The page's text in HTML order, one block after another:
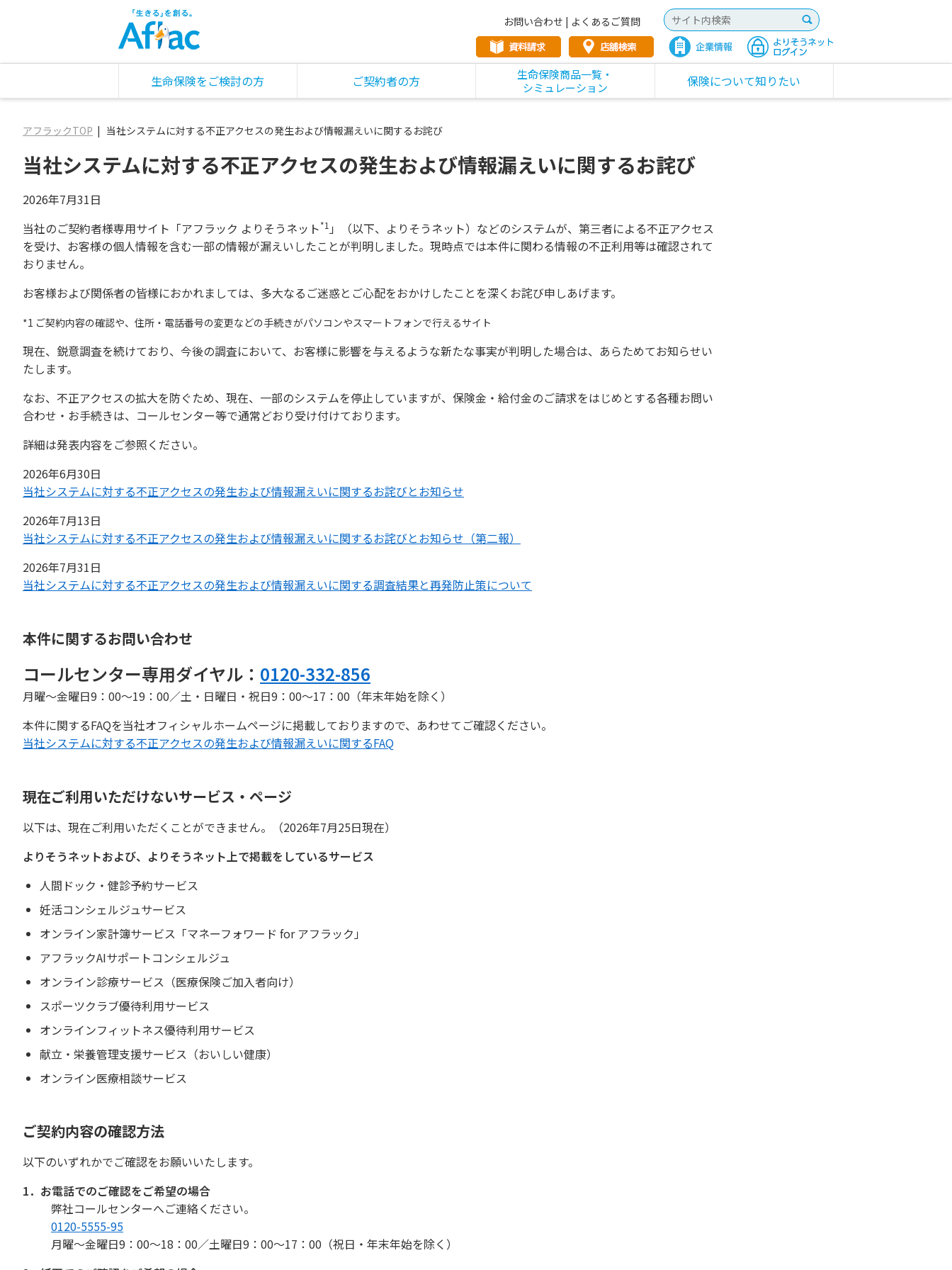
お問い合わせ | よくあるご質問
生命保険をご検討の方 ご契約者の方
生命保険商品一覧・
シミュレーション
保険について知りたい
アフラックTOP 当社システムに対する不正アクセスの発生および情報漏えいに関するお詫び
当社システムに対する不正アクセスの発生および情報漏えいに関するお詫び
2026年7月31日
当社のご契約者様専用サイト「アフラック よりそうネット*1 」（以下、よりそうネット）などのシステムが、第三者による不正アクセス
を受け、お客様の個人情報を含む一部の情報が漏えいしたことが判明しました。現時点では本件に関わる情報の不正利用等は確認されて
おりません。
お客様および関係者の皆様におかれましては、多大なるご迷惑とご心配をおかけしたことを深くお詫び申しあげます。
*1 ご契約内容の確認や、住所・電話番号の変更などの手続きがパソコンやスマートフォンで行えるサイト
現在、鋭意調査を続けており、今後の調査において、お客様に影響を与えるような新たな事実が判明した場合は、あらためてお知らせい
たします。
なお、不正アクセスの拡大を防ぐため、現在、一部のシステムを停止していますが、保険金・給付金のご請求をはじめとする各種お問い
合わせ・お手続きは、コールセンター等で通常どおり受け付けております。
詳細は発表内容をご参照ください。
2026年6月30日
当社システムに対する不正アクセスの発生および情報漏えいに関するお詫びとお知らせ
2026年7月13日
当社システムに対する不正アクセスの発生および情報漏えいに関するお詫びとお知らせ（第二報）
2026年7月31日
当社システムに対する不正アクセスの発生および情報漏えいに関する調査結果と再発防止策について
本件に関するお問い合わせ
コールセンター専用ダイヤル： 0120-332-856
月曜～金曜日9：00～19：00／土・日曜日・祝日9：00～17：00（年末年始を除く）
本件に関するFAQを当社オフィシャルホームページに掲載しておりますので、あわせてご確認ください。
当社システムに対する不正アクセスの発生および情報漏えいに関するFAQ
現在ご利用いただけないサービス・ページ
以下は、現在ご利用いただくことができません。（2026年7月25日現在）
よりそうネットおよび、よりそうネット上で掲載をしているサービス
人間ドック・健診予約サービス
妊活コンシェルジュサービス
オンライン家計簿サービス「マネーフォワード for アフラック」
アフラックAIサポートコンシェルジュ
オンライン診療サービス（医療保険ご加入者向け）
スポーツクラブ優待利用サービス
オンラインフィットネス優待利用サービス
献立・栄養管理支援サービス（おいしい健康）
オンライン医療相談サービス
ご契約内容の確認方法
以下のいずれかでご確認をお願いいたします。
1．お電話でのご確認をご希望の場合
弊社コールセンターへご連絡ください。
0120-5555-95
月曜〜金曜日9：00〜18：00／土曜日9：00〜17：00（祝日・年末年始を除く）